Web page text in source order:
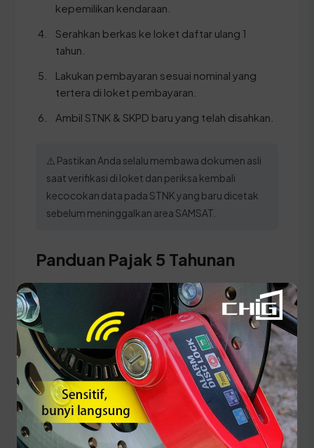
kepemilikan kendaraan.
Serahkan berkas ke loket daftar ulang 1
tahun.
Lakukan pembayaran sesuai nominal yang
tertera di loket pembayaran.
Ambil STNK & SKPD baru yang telah disahkan.
⚠️ Pastikan Anda selalu membawa dokumen asli
saat verifikasi di loket dan periksa kembali
kecocokan data pada STNK yang baru dicetak
sebelum meninggalkan area SAMSAT.
Panduan Pajak 5 Tahunan
(Ganti Plat) di Sulawesi
Tengah
Setiap lima tahun, pemilik kendaraan wajib
melakukan pergantian pelat nomor dan cek fisik
kendaraan. Siapkan dokumen tambahan ini:
STNK asli
KTP asli